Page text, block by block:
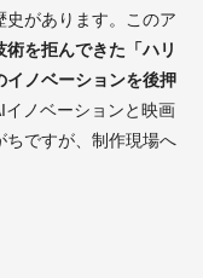
があります。このア
術を拒んできた「ハリ
イノベーションを後押
イノベーションと映画
ちですが、制作現場へ